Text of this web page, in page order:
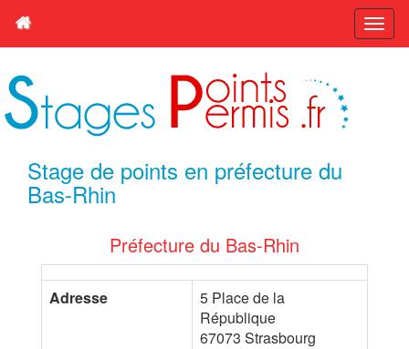
Stage de points en préfecture du
Bas-Rhin
Préfecture du Bas-Rhin
Adresse
5 Place de la
République
67073 Strasbourg